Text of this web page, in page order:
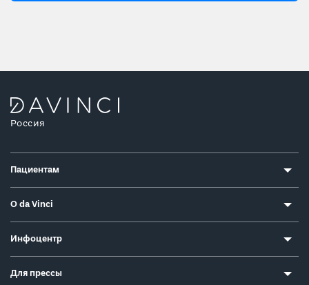
Россия
Пациентам
О da Vinci
Инфоцентр
Для прессы